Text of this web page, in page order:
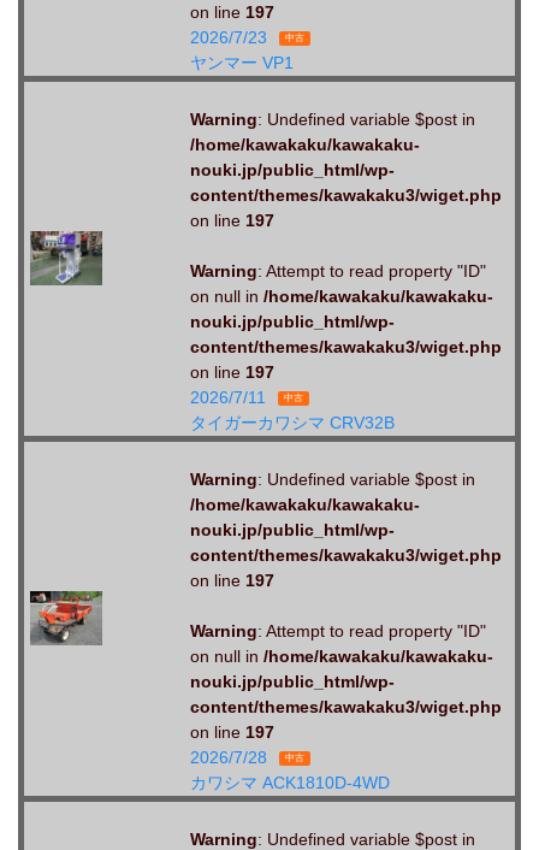
on line 197
2026/7/23
中古
ヤンマー VP1
Warning: Undefined variable $post in
/home/kawakaku/kawakaku-
nouki.jp/public_html/wp-
content/themes/kawakaku3/wiget.php
on line 197
Warning: Attempt to read property "ID"
on null in /home/kawakaku/kawakaku-
nouki.jp/public_html/wp-
content/themes/kawakaku3/wiget.php
on line 197
2026/7/11
中古
タイガーカワシマ CRV32B
Warning: Undefined variable $post in
/home/kawakaku/kawakaku-
nouki.jp/public_html/wp-
content/themes/kawakaku3/wiget.php
on line 197
Warning: Attempt to read property "ID"
on null in /home/kawakaku/kawakaku-
nouki.jp/public_html/wp-
content/themes/kawakaku3/wiget.php
on line 197
2026/7/28
中古
カワシマ ACK1810D-4WD
Warning: Undefined variable $post in